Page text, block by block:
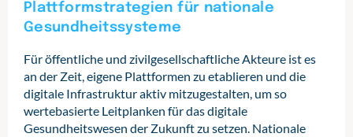
Plattformstrategien für nationale
Gesundheitssysteme
Für öffentliche und zivilgesellschaftliche Akteure ist es
an der Zeit, eigene Plattformen zu etablieren und die
digitale Infrastruktur aktiv mitzugestalten, um so
wertebasierte Leitplanken für das digitale
Gesundheitswesen der Zukunft zu setzen. Nationale